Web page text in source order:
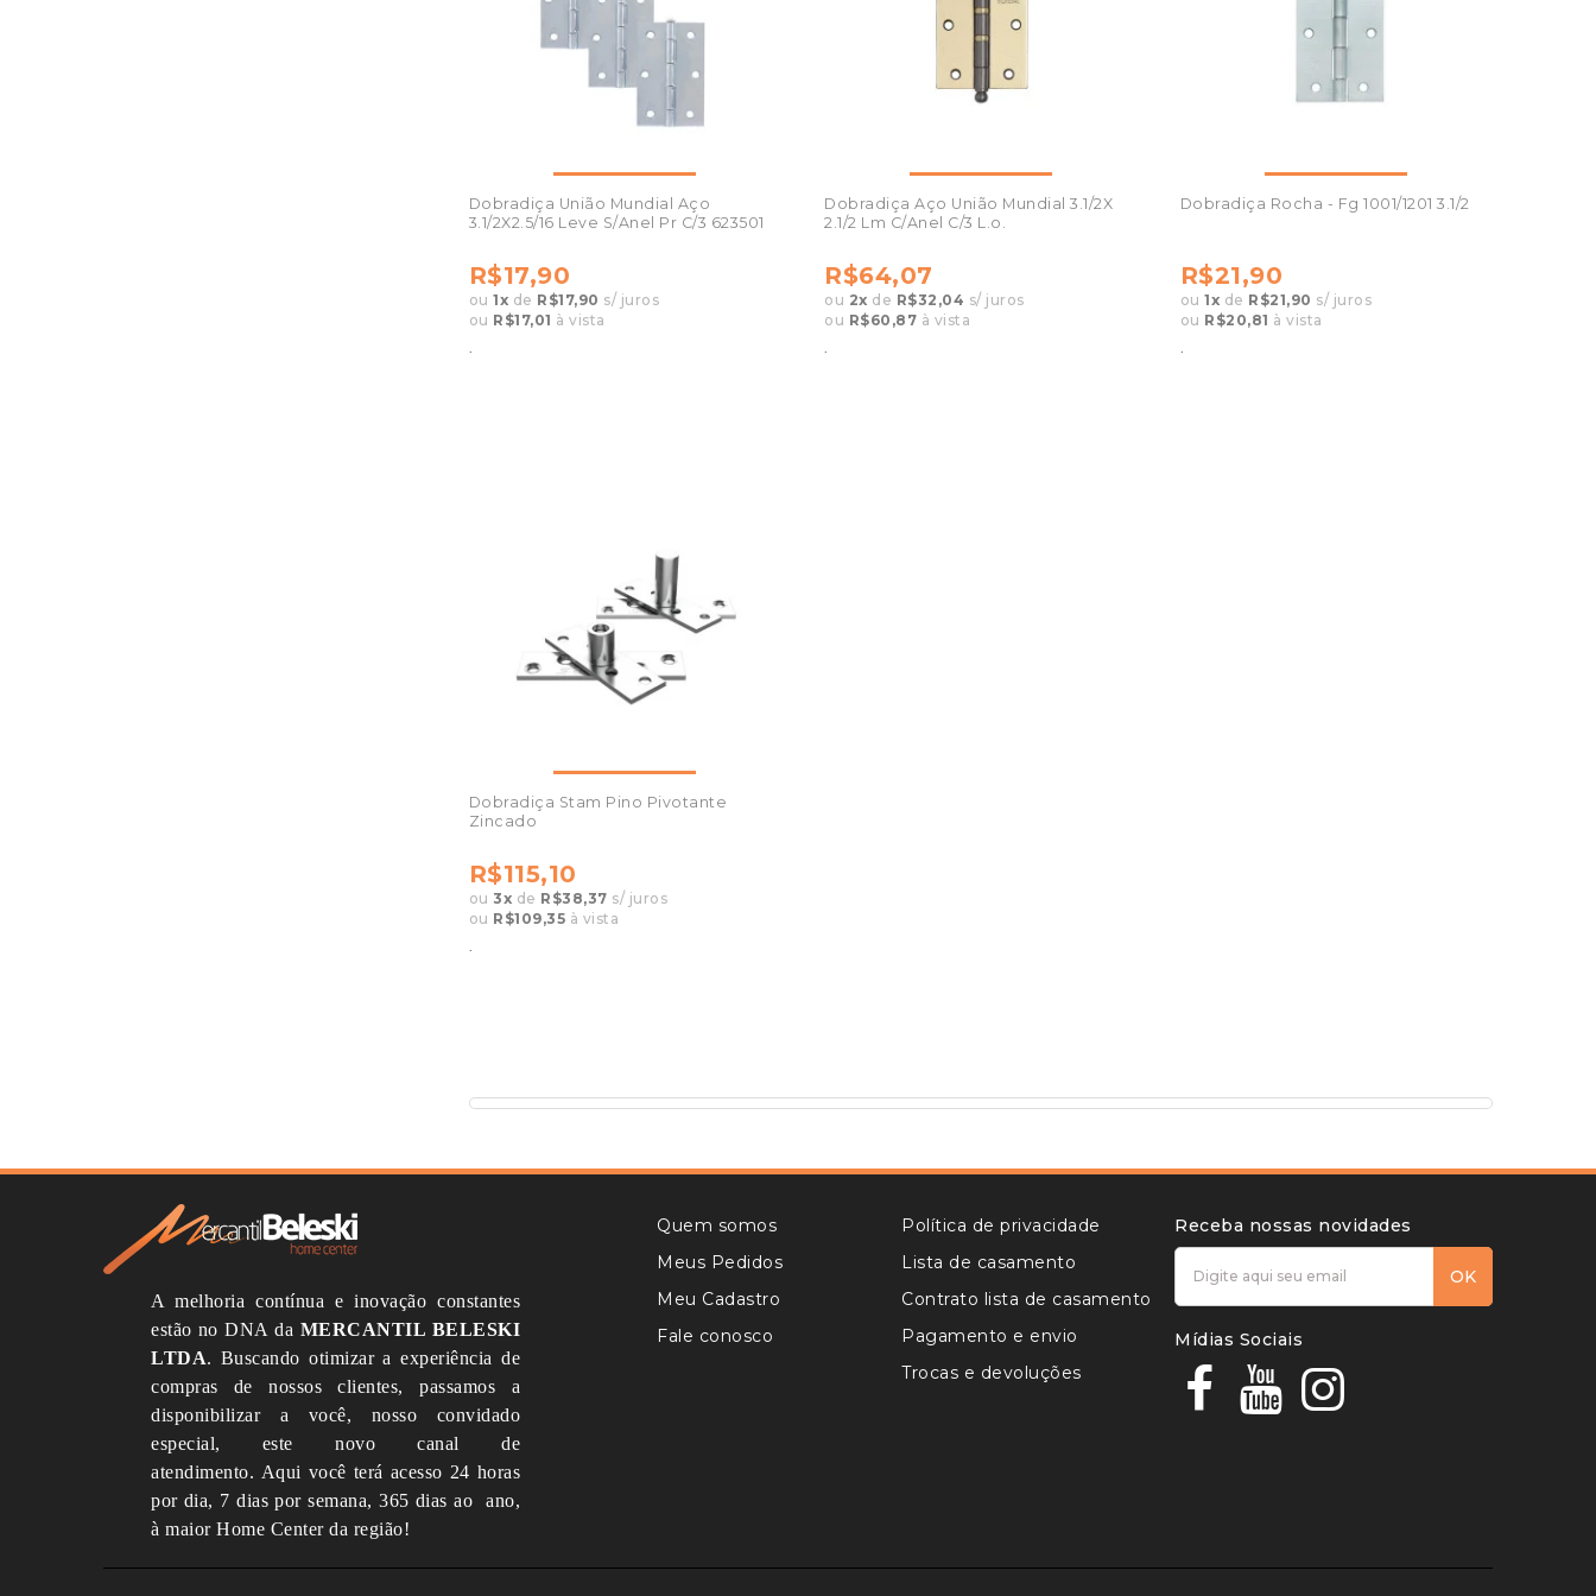
Dobradiça União Mundial Aço
3.1/2X2.5/16 Leve S/Anel Pr C/3 623501
R$17,90
ou 1x de R$17,90 s/ juros
ou R$17,01 à vista
Dobradiça Aço União Mundial 3.1/2X
2.1/2 Lm C/Anel C/3 L.o.
R$64,07
ou 2x de R$32,04 s/ juros
ou R$60,87 à vista
Dobradiça Rocha - Fg 1001/1201 3.1/2
R$21,90
ou 1x de R$21,90 s/ juros
ou R$20,81 à vista
Dobradiça Stam Pino Pivotante
Zincado
R$115,10
ou 3x de R$38,37 s/ juros
ou R$109,35 à vista
A melhoria contínua e inovação constantes
estão no DNA da MERCANTIL BELESKI
LTDA. Buscando otimizar a experiência de
compras de nossos clientes, passamos a
disponibilizar a você, nosso convidado
especial, este novo canal de
atendimento. Aqui você terá acesso 24 horas
por dia, 7 dias por semana, 365 dias ao ano,
à maior Home Center da região!
Quem somos
Meus Pedidos
Meu Cadastro
Fale conosco
Política de privacidade
Lista de casamento
Contrato lista de casamento
Pagamento e envio
Trocas e devoluções
Receba nossas novidades
OK
Mídias Sociais